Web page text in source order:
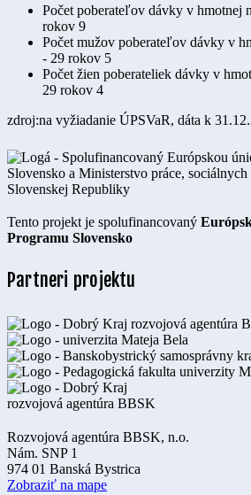
Počet poberateľov dávky v hmotnej
rokov 9
Počet mužov poberateľov dávky v
- 29 rokov 5
Počet žien poberateliek dávky v
29 rokov 4
zdroj:na vyžiadanie ÚPSVaR, dáta k
Tento projekt je spolufinancovaný
Programu Slovensko
Partneri projektu
Rozvojová agentúra BBSK, n.o.
Nám. SNP 1
974 01 Banská Bystrica
Zobraziť na mape